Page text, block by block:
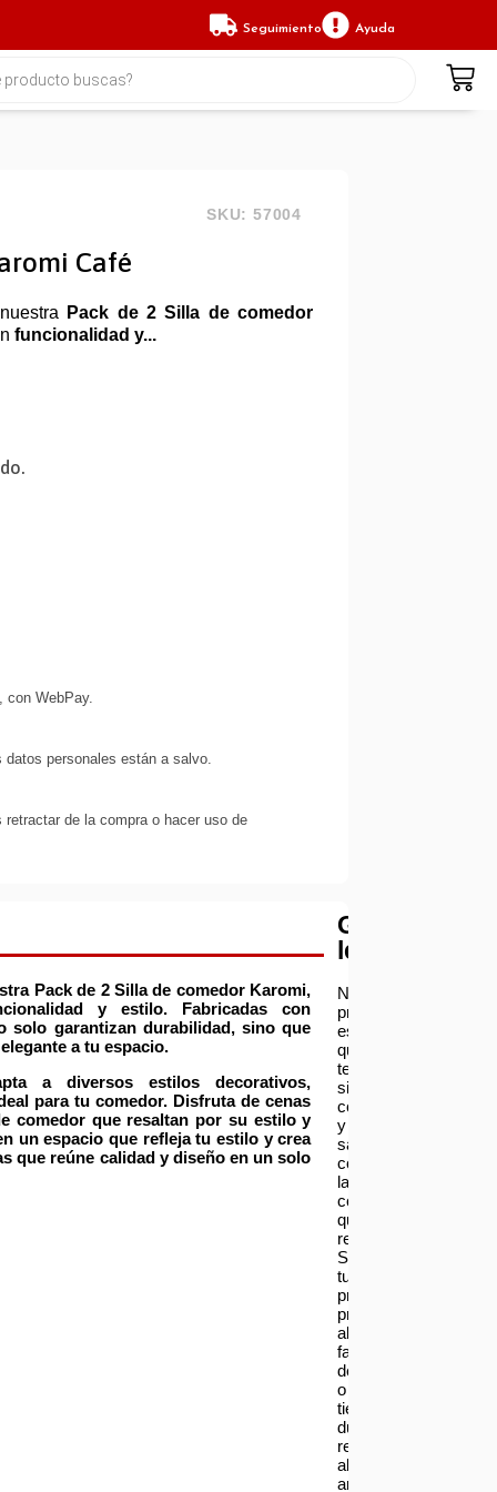
Seguimiento Ayuda
SKU: 57004
Café
Pack de 2 Silla de comedor
funcionalidad y...
con WebPay.
personales están a salvo.
de la compra o hacer uso de
Pack de 2 Silla de comedor Karomi,
y estilo. Fabricadas con
solo garantizan durabilidad, sino que
a tu espacio.
a diversos estilos decorativos,
para tu comedor. Disfruta de cenas
comedorque resaltan por su estilo y
un espacio que refleja tu estilo y crea
que reúne calidad y diseñoen un solo
Garantía
legal
Nuestra
prioridad
es
que
te
sientas
contento
y
satisfecho
con
las
compras
que
realizas.
Si
tu
producto
presenta
alguna
falla,
defecto
o
tienes
dudas
respecto
al
armado